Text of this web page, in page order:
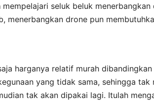
seluk beluk
menerbangkan drone pun
harganya relatif murah
yang tidak sama, sehingga
tak akan dipakai lagi. Itulah